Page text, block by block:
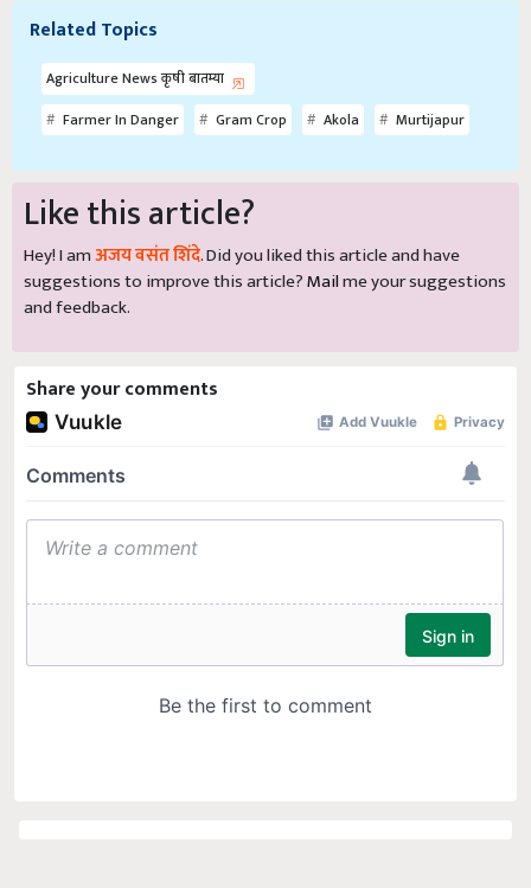
Related Topics
Agriculture News कृषी बातम्या
Farmer In Danger
Gram Crop Akola Murtijapur
Like this article?
Hey! I amअजय वसंत शिंदे. Did you liked this article and have
suggestions to improve this article?Mailme your suggestions
and feedback.
Share your comments